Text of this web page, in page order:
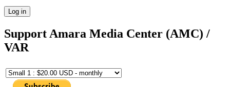
Support Amara Media Center (AMC) /
VAR